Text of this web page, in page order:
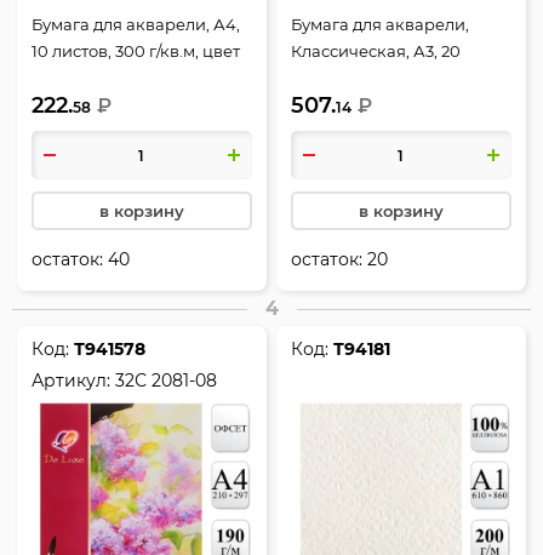
Бумага для акварели, А4,
10 листов, 300 г/кв.м, цвет
222.58 ₽
в корзину
остаток:40
Бумага для акварели,
Классическая, А3, 20
цвет белый, Гамма,
180523_А320020
507.14 ₽
в корзину
остаток:20
4
Код:Т941578
Артикул:32С 2081-08
Код:Т94181